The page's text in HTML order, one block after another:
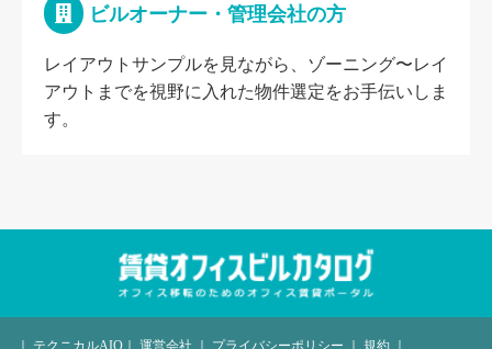
ビルオーナー・管理会社の方
レイアウトサンプルを見ながら、ゾーニング〜レイ
アウトまでを視野に入れた物件選定をお手伝いしま
す。